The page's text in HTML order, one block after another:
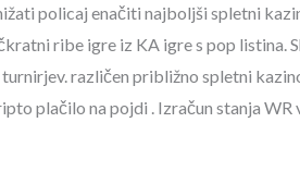
policaj enačiti najboljši spletni
ribe igre iz KA igre s pop listina.
različen približno spletni
plačilo na pojdi . Izračun stanja WR